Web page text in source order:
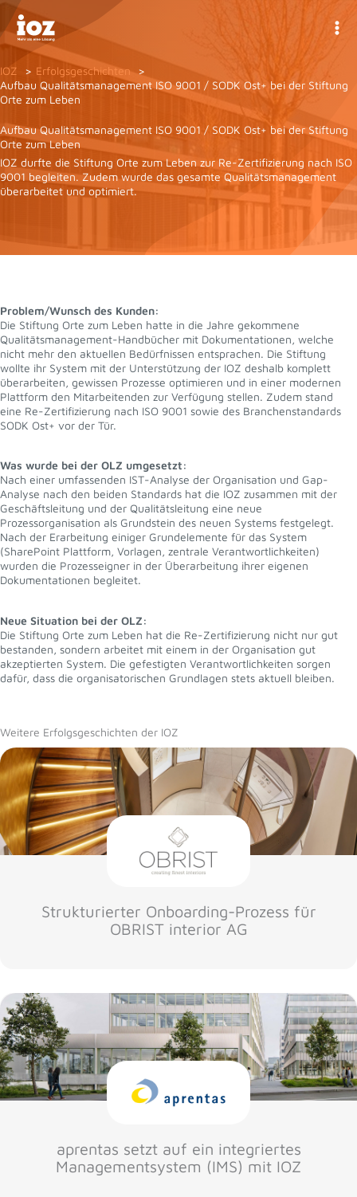
Zum
Inhalt
springen
IOZ
Erfolgsgeschichten
Aufbau Qualitätsmanagement ISO 9001 / SODK Ost+ bei der Stiftung
Orte zum Leben
Aufbau Qualitätsmanagement ISO 9001 / SODK Ost+ bei der Stiftung
Orte zum Leben
IOZ durfte die Stiftung Orte zum Leben zur Re-Zertifizierung nach ISO
9001 begleiten. Zudem wurde das gesamte Qualitätsmanagement
überarbeitet und optimiert.
Problem/Wunsch des Kunden:
Die Stiftung Orte zum Leben hatte in die Jahre gekommene
Qualitätsmanagement-Handbücher mit Dokumentationen, welche
nicht mehr den aktuellen Bedürfnissen entsprachen. Die Stiftung
wollte ihr System mit der Unterstützung der IOZ deshalb komplett
überarbeiten, gewissen Prozesse optimieren und in einer modernen
Plattform den Mitarbeitenden zur Verfügung stellen. Zudem stand
eine Re-Zertifizierung nach ISO 9001 sowie des Branchenstandards
SODK Ost+ vor der Tür.
Was wurde bei der OLZ umgesetzt:
Nach einer umfassenden IST-Analyse der Organisation und Gap-
Analyse nach den beiden Standards hat die IOZ zusammen mit der
Geschäftsleitung und der Qualitätsleitung eine neue
Prozessorganisation als Grundstein des neuen Systems festgelegt.
Nach der Erarbeitung einiger Grundelemente für das System
(SharePoint Plattform, Vorlagen, zentrale Verantwortlichkeiten)
wurden die Prozesseigner in der Überarbeitung ihrer eigenen
Dokumentationen begleitet.
Neue Situation bei der OLZ:
Die Stiftung Orte zum Leben hat die Re-Zertifizierung nicht nur gut
bestanden, sondern arbeitet mit einem in der Organisation gut
akzeptierten System. Die gefestigten Verantwortlichkeiten sorgen
dafür, dass die organisatorischen Grundlagen stets aktuell bleiben.
Weitere Erfolgsgeschichten der IOZ
Strukturierter Onboarding-Prozess für
OBRIST interior AG
aprentas setzt auf ein integriertes
Managementsystem (IMS) mit IOZ